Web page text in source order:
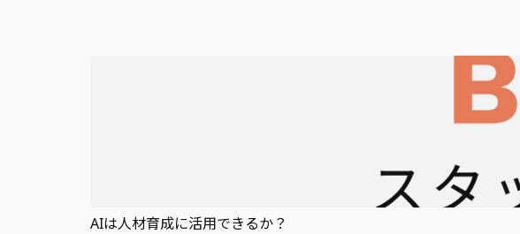
AIは人材育成に活用できるか？